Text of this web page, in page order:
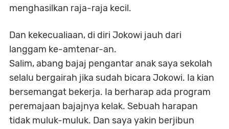
menghasilkan raja-raja kecil.
Dan kekecualiaan, di diri Jokowi jauh dari
langgam ke-amtenar-an.
Salim, abang bajaj pengantar anak saya sekolah
selalu bergairah jika sudah bicara Jokowi. Ia kian
bersemangat bekerja. Ia berharap ada program
peremajaan bajajnya kelak. Sebuah harapan
tidak muluk-muluk. Dan saya yakin berjibun